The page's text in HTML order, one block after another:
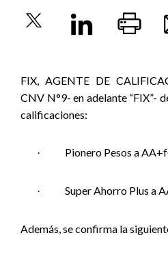
FIX, AGENTE DE
CNV N°9- en adelante “FIX”-
calificaciones:
· Pionero Pesos a
· Super Ahorro Plus a
Además, se confirma la